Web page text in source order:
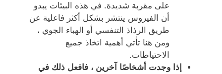
على مقربة شديدة. في هذه البيئات يبدو
أن الفيروس ينتشر بشكل أكثر فاعلية عن
طريق الرذاذ التنفسي أو الهباء الجوي ،
ومن هنا تأتي أهمية اتخاذ جميع
الاحتياطات.
إذا وجدت أشخاصًا آخرين ، فافعل ذلك في